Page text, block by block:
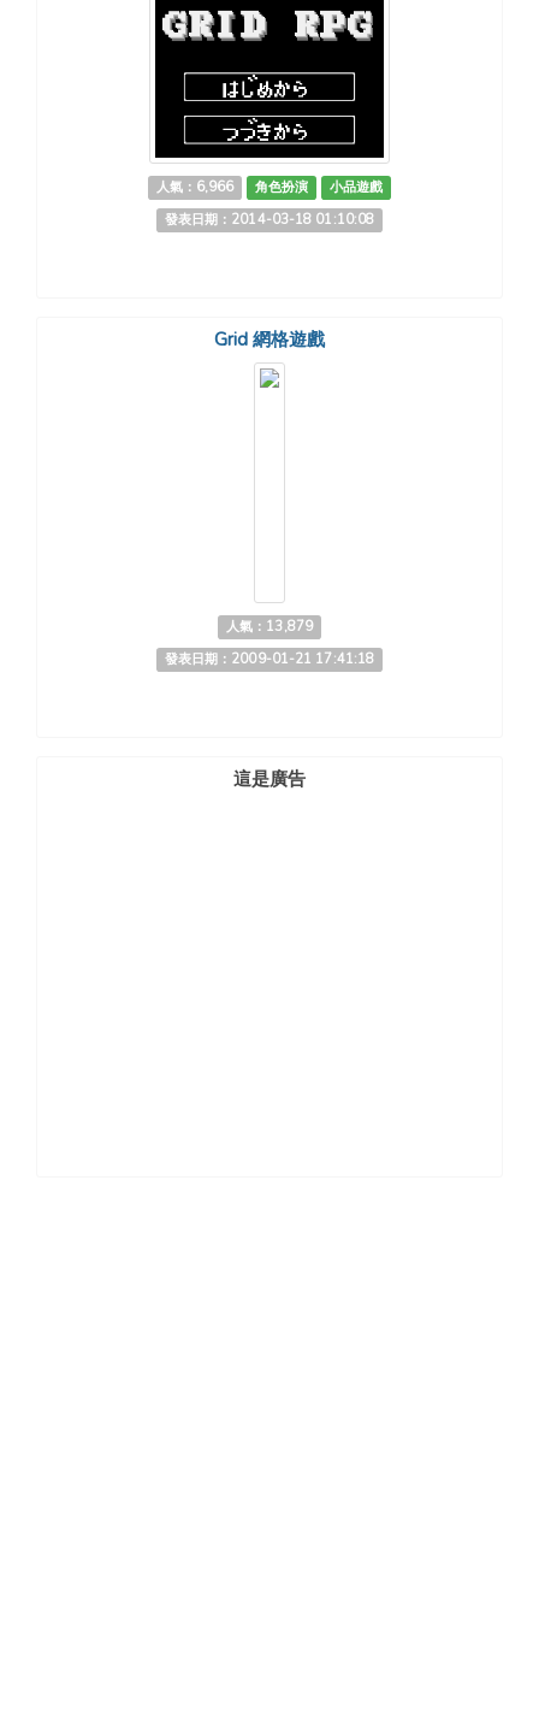
人氣：6,966 角色扮演
小品遊戲
發表日期：2014-03-18 01:10:08
Grid 網格遊戲
人氣：13,879
發表日期：2009-01-21 17:41:18
這是廣告